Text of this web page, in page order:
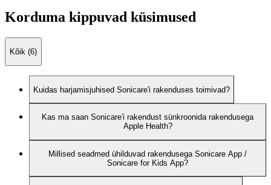
Korduma kippuvad küsimused
Kõik (6)
Kuidas harjamisjuhised Sonicare'i rakenduses toimivad?
Kas ma saan Sonicare'i rakendust sünkroonida rakendusega
Apple Health?
Millised seadmed ühilduvad rakendusega Sonicare App /
Sonicare for Kids App?